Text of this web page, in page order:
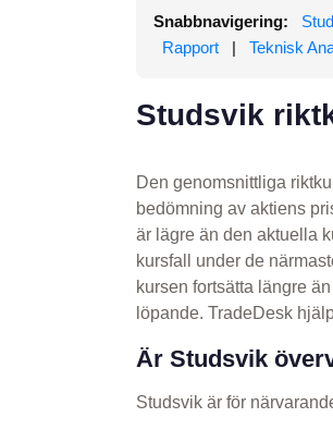
Snabbnavigering:
Rapport
| Teknisk
Studsvik
Den genomsnittliga
bedömning av aktiens
är lägre än den aktuella
kursfall under de
kursen fortsätta längre
löpande. TradeDesk
Är Studsvik
Studsvik är för